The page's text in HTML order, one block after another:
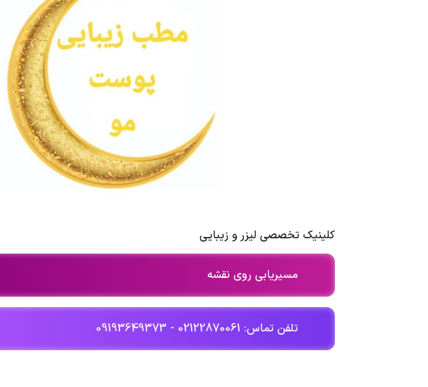
کلینیک تخصصی لیزر و زیبایی
مسیریابی روی نقشه
تلفن تماس: 02122870061 - 09193649373